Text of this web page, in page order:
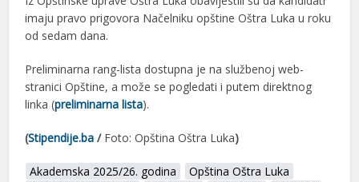
imaju pravo prigovora Načelniku opštine Oštra Luka u roku
od sedam dana.
Preliminarna rang-lista dostupna je na službenoj web-
stranici Opštine, a može se pogledati i putem direktnog
linka (preliminarna lista).
(Stipendije.ba / Foto: Opština Oštra Luka)
Akademska 2025/26. godina
Opština Oštra Luka